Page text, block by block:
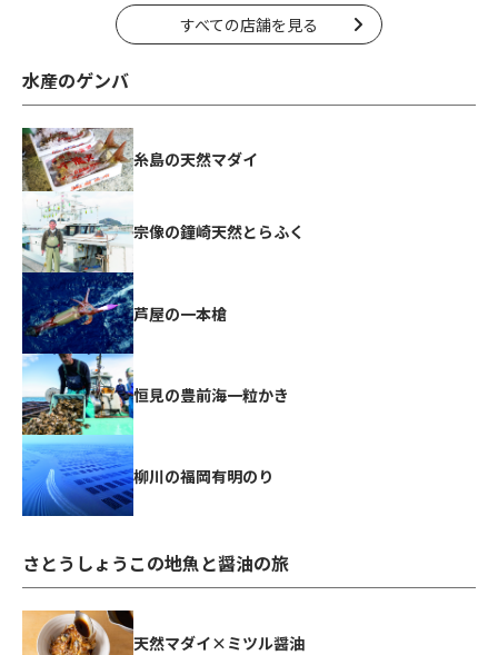
すべての店舗を見る
水産のゲンバ
糸島の天然マダイ
宗像の鐘崎天然とらふく
芦屋の一本槍
恒見の豊前海一粒かき
柳川の福岡有明のり
さとうしょうこの地魚と醤油の旅
天然マダイ×ミツル醤油